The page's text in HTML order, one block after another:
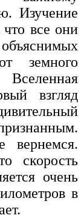
Изучение
что все они
земного
взгляд
скорость
очень
в